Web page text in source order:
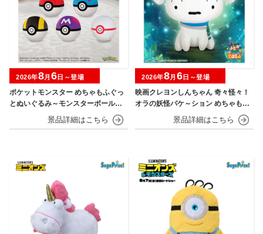
ポケットモンスター めちゃもふぐっ
とぬいぐるみ～モンスターボール・
スーパーボール・ハイパーボール・
マスターボール・プレミアボール～
2026年8月 6 日～登場
映画クレヨンしんちゃん 奇々怪々！
オラの妖怪バケ～ション めちゃもふ
ぐっとぬいぐるみ～おすわりポーズ
2026年8月 6 日～登場